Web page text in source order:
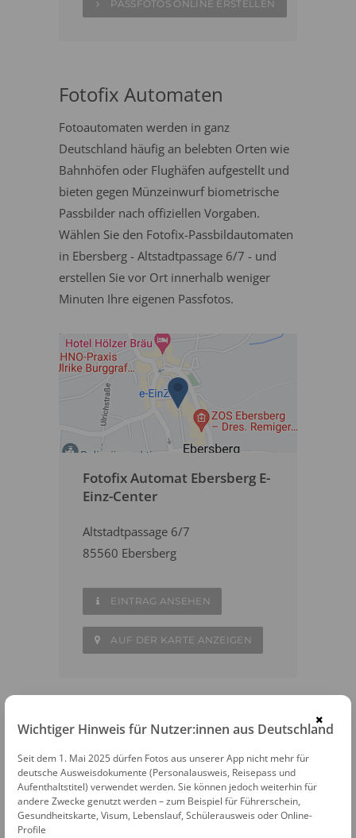
PASSFOTOS ONLINE ERSTELLEN
Fotofix Automaten
Fotoautomaten werden in ganz
Deutschland häufig an belebten Orten wie
Bahnhöfen oder Flughäfen aufgestellt und
bieten gegen Münzeinwurf biometrische
Passbilder nach offiziellen Vorgaben.
Wählen Sie den Fotofix-Passbildautomaten
in Ebersberg - Altstadtpassage 6/7 - und
erstellen Sie vor Ort innerhalb weniger
Minuten Ihre eigenen Passfotos.
Fotofix Automat Ebersberg E-
Einz-Center
Altstadtpassage 6/7
85560 Ebersberg
EINTRAG ANSEHEN
AUF DER KARTE ANZEIGEN
WEITERE FOTOAUTOMATEN IN DER
NÄHE
Markt Schwaben
×
Wichtiger Hinweis für Nutzer:innen aus Deutschland
Seit dem 1. Mai 2025 dürfen Fotos aus unserer App nicht mehr für
deutsche Ausweisdokumente (Personalausweis, Reisepass und
Aufenthaltstitel) verwendet werden. Sie können jedoch weiterhin für
andere Zwecke genutzt werden – zum Beispiel für Führerschein,
Gesundheitskarte, Visum, Lebenslauf, Schülerausweis oder Online-
Profile